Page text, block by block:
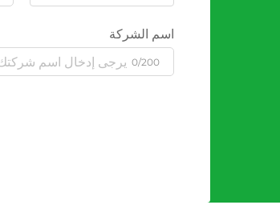
اسم الشركة
0/200